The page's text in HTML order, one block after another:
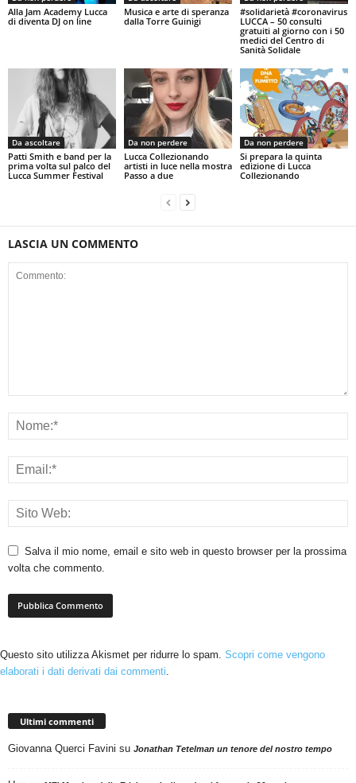
Alla Jam Academy Lucca
di diventa DJ on line
Musica e arte di speranza
dalla Torre Guinigi
#solidarietà #coronavirus
LUCCA – 50 consulti
gratuiti al giorno con i 50
medici del Centro di
Sanità Solidale
Da ascoltare
Patti Smith e band per la
prima volta sul palco del
Lucca Summer Festival
Da non perdere
Lucca Collezionando
artisti in luce nella mostra
Passo a due
Da non perdere
Si prepara la quinta
edizione di Lucca
Collezionando
LASCIA UN COMMENTO
Salva il mio nome, email e sito web in questo browser per la prossima
volta che commento.
Questo sito utilizza Akismet per ridurre lo spam. Scopri come vengono
elaborati i dati derivati dai commenti.
Ultimi commenti
Giovanna Querci Favini su Jonathan Tetelman un tenore del nostro tempo